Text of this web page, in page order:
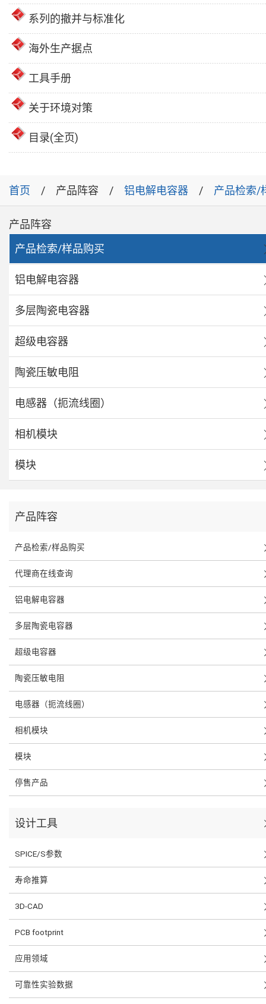
系列的撤并与标准化
海外生产据点
工具手册
关于环境对策
目录(全页)
首页 产品阵容 铝电解电容器 产品检索/
产品阵容
产品检索/样品购买
铝电解电容器
多层陶瓷电容器
超级电容器
陶瓷压敏电阻
电感器（扼流线圈）
相机模块
模块
产品阵容
产品检索/样品购买
代理商在线查询
铝电解电容器
多层陶瓷电容器
超级电容器
陶瓷压敏电阻
电感器（扼流线圈）
相机模块
模块
停售产品
设计工具
SPICE/S参数
寿命推算
3D-CAD
PCB footprint
应用领域
可靠性实验数据